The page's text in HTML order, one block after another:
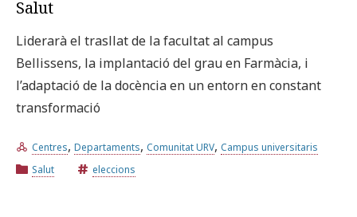
Salut
Liderarà el trasllat de la facultat al campus
Bellissens, la implantació del grau en Farmàcia, i
l’adaptació de la docència en un entorn en constant
transformació
Centres, Departaments, Comunitat URV, Campus universitaris
Salut
eleccions